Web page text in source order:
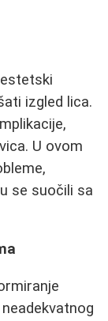
izgled lica.
U ovom
se suočili sa